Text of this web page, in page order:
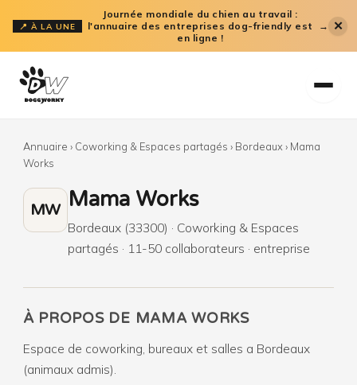
au
contenu
📍 À LA UNE
Journée mondiale du chien au travail :
l'annuaire des entreprises dog-friendly est
en ligne !
→ ✕
Annuaire › Coworking & Espaces partagés › Bordeaux › Mama
Works
MW Mama Works
Bordeaux (33300) · Coworking & Espaces
partagés · 11-50 collaborateurs · entreprise
À PROPOS DE MAMA WORKS
Espace de coworking, bureaux et salles a Bordeaux
(animaux admis).